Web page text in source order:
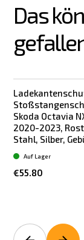
Das
Skoda Octavia
2020-2023,
Stahl, Silber,
€55.80
Auf Lager